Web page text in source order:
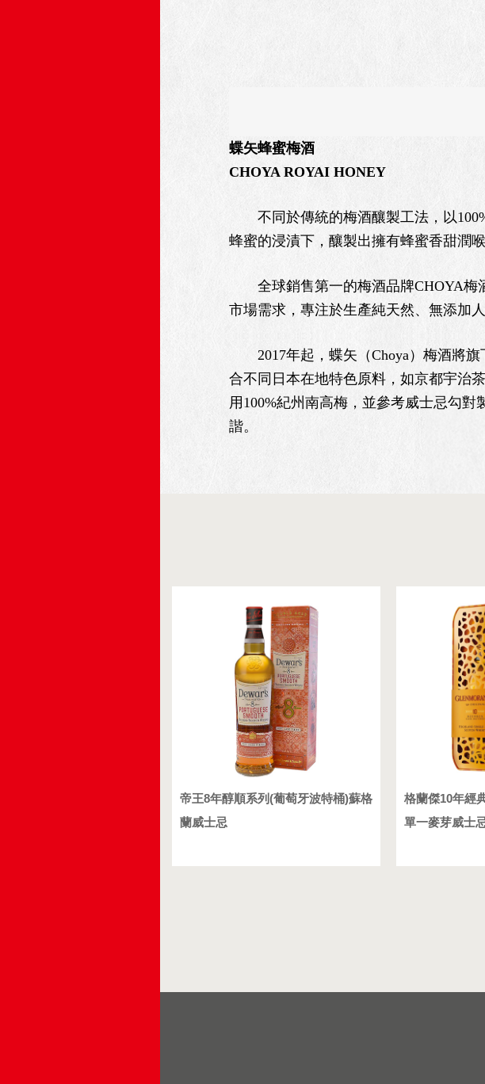
蝶矢蜂蜜梅酒
CHOYA ROYAI HONEY
不同於傳統的梅酒釀製工法，以
蜂蜜的浸漬下，釀製出擁有蜂蜜香甜潤
全球銷售第一的梅酒品牌CHOYA梅
市場需求，專注於生產純天然、無添加
2017年起，蝶矢（Choya）梅酒將旗
合不同日本在地特色原料，如京都宇治
用100%紀州南高梅，並參考威士忌勾
諧。
帝王8年醇順系列(葡萄牙波特桶)蘇格
蘭威士忌
格蘭傑10年經
單一麥芽威士